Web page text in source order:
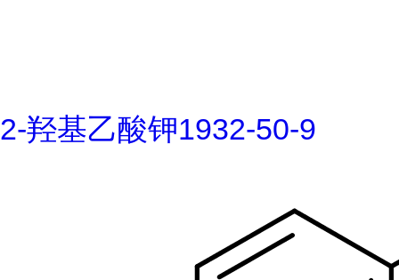
2-羟基乙酸钾1932-50-9